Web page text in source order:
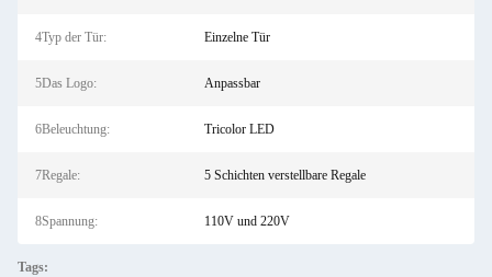
4Typ der Tür: Einzelne Tür
5Das Logo: Anpassbar
6Beleuchtung: Tricolor LED
7Regale: 5 Schichten verstellbare Regale
8Spannung: 110V und 220V
Tags: